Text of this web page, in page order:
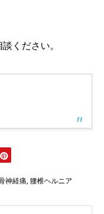
ください。
神経痛, 腰椎ヘルニア